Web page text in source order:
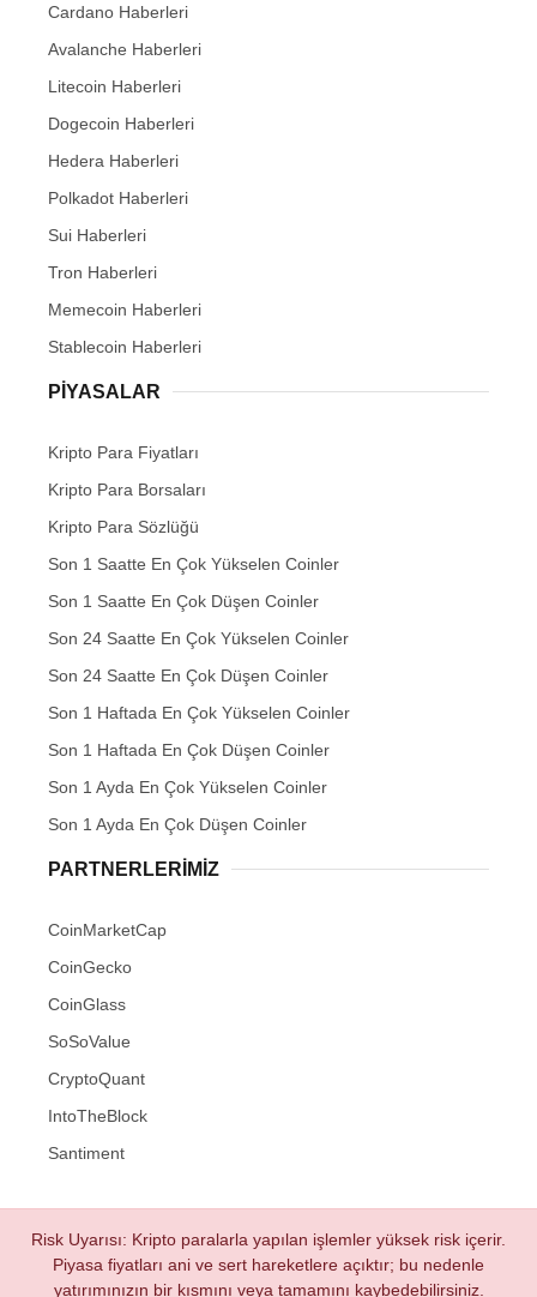
Cardano Haberleri
Avalanche Haberleri
Litecoin Haberleri
Dogecoin Haberleri
Hedera Haberleri
Polkadot Haberleri
Sui Haberleri
Tron Haberleri
Memecoin Haberleri
Stablecoin Haberleri
PIYASALAR
Kripto Para Fiyatları
Kripto Para Borsaları
Kripto Para Sözlüğü
Son 1 Saatte En Çok Yükselen Coinler
Son 1 Saatte En Çok Düşen Coinler
Son 24 Saatte En Çok Yükselen Coinler
Son 24 Saatte En Çok Düşen Coinler
Son 1 Haftada En Çok Yükselen Coinler
Son 1 Haftada En Çok Düşen Coinler
Son 1 Ayda En Çok Yükselen Coinler
Son 1 Ayda En Çok Düşen Coinler
PARTNERLERIMIZ
CoinMarketCap
CoinGecko
CoinGlass
SoSoValue
CryptoQuant
IntoTheBlock
Santiment
Risk Uyarısı: Kripto paralarla yapılan işlemler yüksek risk içerir.
Piyasa fiyatları ani ve sert hareketlere açıktır; bu nedenle
yatırımınızın bir kısmını veya tamamını kaybedebilirsiniz.